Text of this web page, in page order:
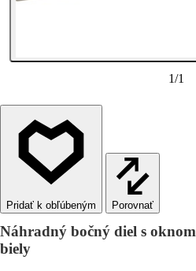
1/1
Porovnať
Náhradný bočný diel s
biely